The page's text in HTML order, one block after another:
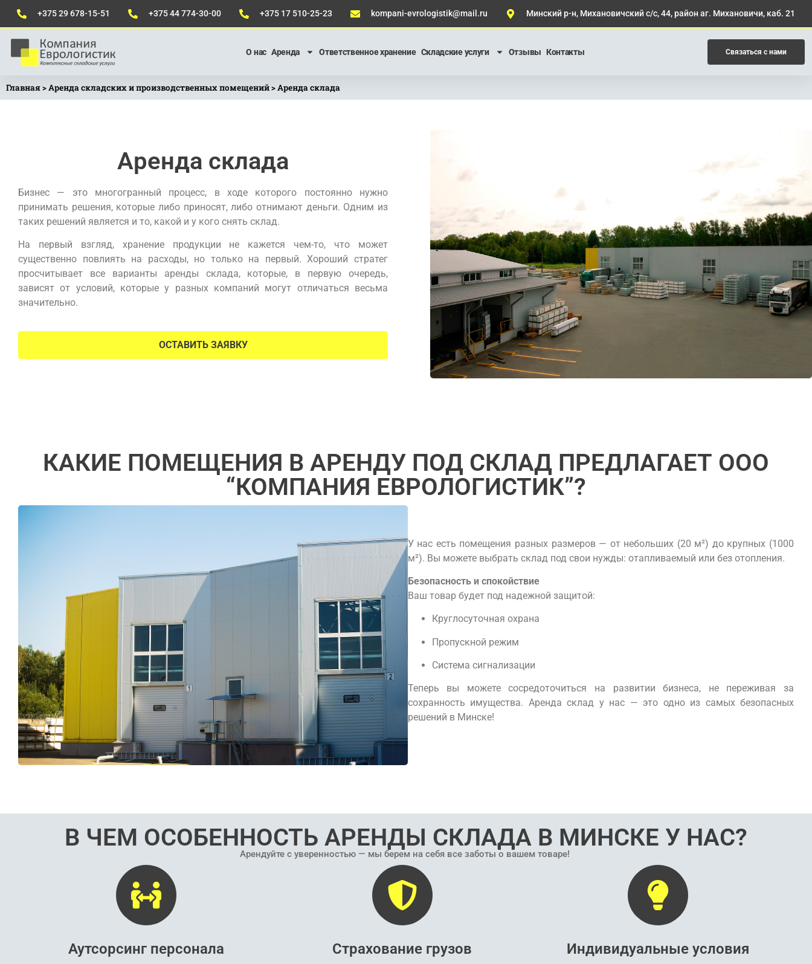
+375 29 678-15-51 +375 44 774-30-00 +375 17 510-25-23 kompani-evrologistik@mail.ru Минский р-н, Михановичский с/с, 44, район аг. Михановичи, каб. 21
О нас Аренда Ответственное хранение Складские услуги Отзывы Контакты Связаться с нами
Главная>Аренда складских и производственных помещений>Аренда склада
Аренда склада
Бизнес — это многогранный процесс, в ходе которого постоянно нужно
принимать решения, которые либо приносят, либо отнимают деньги. Одним из
таких решений является и то, какой и у кого снять склад.
На первый взгляд, хранение продукции не кажется чем-то, что может
существенно повлиять на расходы, но только на первый. Хороший стратег
просчитывает все варианты аренды склада, которые, в первую очередь,
зависят от условий, которые у разных компаний могут отличаться весьма
значительно.
ОСТАВИТЬ ЗАЯВКУ
КАКИЕ ПОМЕЩЕНИЯ В АРЕНДУ ПОД СКЛАД ПРЕДЛАГАЕТ ООО
“КОМПАНИЯ ЕВРОЛОГИСТИК”?
У нас есть помещения разных размеров — от небольших (20 м²) до крупных (1000
м²). Вы можете выбрать склад под свои нужды: отапливаемый или без отопления.
Безопасность и спокойствие
Ваш товар будет под надежной защитой:
Круглосуточная охрана
Пропускной режим
Система сигнализации
Теперь вы можете сосредоточиться на развитии бизнеса, не переживая за
сохранность имущества. Аренда склад у нас — это одно из самых безопасных
решений в Минске!
В ЧЕМ ОСОБЕННОСТЬ АРЕНДЫ СКЛАДА В МИНСКЕ У НАС?
Арендуйте с уверенностью — мы берем на себя все заботы о вашем товаре!
Аутсорсинг персонала Страхование грузов Индивидуальные условия